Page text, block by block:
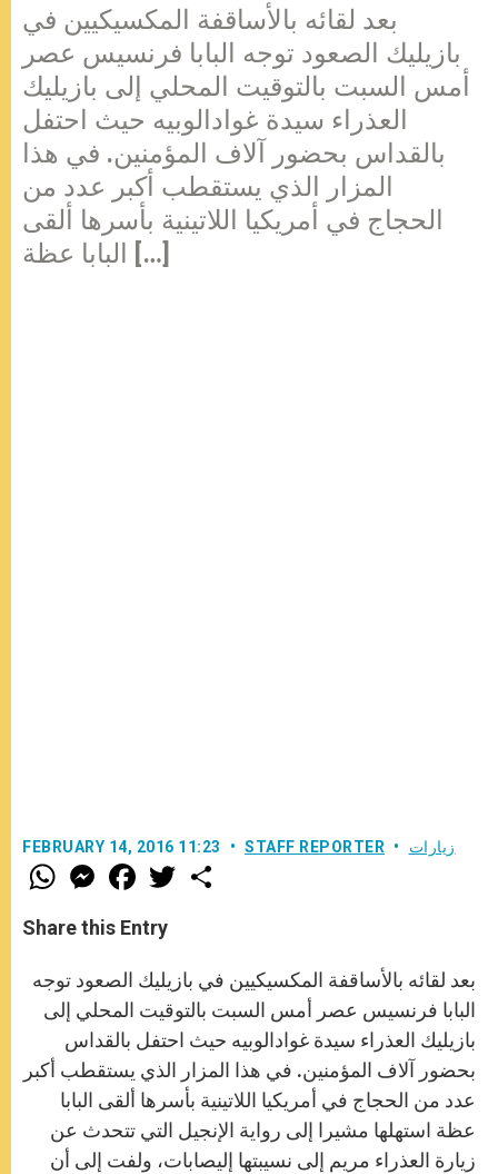
بعد لقائه بالأساقفة المكسيكيين في
بازيليك الصعود توجه البابا فرنسيس عصر
أمس السبت بالتوقيت المحلي إلى بازيليك
العذراء سيدة غوادالوبيه حيث احتفل
بالقداس بحضور آلاف المؤمنين. في هذا
المزار الذي يستقطب أكبر عدد من
الحجاج في أمريكيا اللاتينية بأسرها ألقى
البابا عظة […]
FEBRUARY 14, 2016 11:23 STAFF REPORTER زيارات
W
h
t
s
p
p
M
e
s
e
g
e
r
F
a
e
b
o
k
w
r
Share this Entry
بعد لقائه بالأساقفة المكسيكيين في بازيليك الصعود توجه
البابا فرنسيس عصر أمس السبت بالتوقيت المحلي إلى
بازيليك العذراء سيدة غوادالوبيه حيث احتفل بالقداس
بحضور آلاف المؤمنين. في هذا المزار الذي يستقطب أكبر
عدد من الحجاج في أمريكيا اللاتينية بأسرها ألقى البابا
عظة استهلها مشيرا إلى رواية الإنجيل التي تتحدث عن
زيارة العذراء مريم إلى نسيبتها إليصابات، ولفت إلى أن